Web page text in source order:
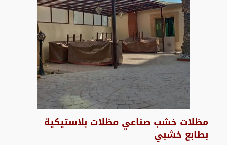
مظلات خشب صناعي مظلات بلاستيكية
بطابع خشبي